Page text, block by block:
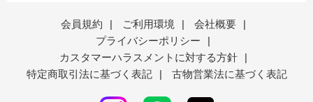
会員規約 | ご利用環境 | 会社概要
|
プライバシーポリシー
|
カスタマーハラスメントに対する方針
|
特定商取引法に基づく表記
| 古物営業法に基づく表記